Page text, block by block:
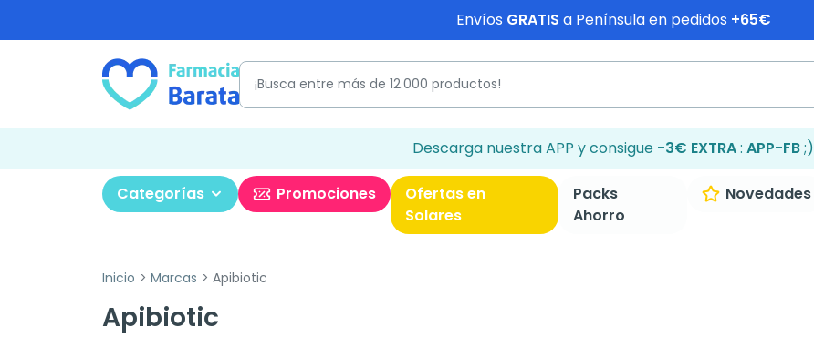
Envíos GRATIS a Península en pedidos +65€
Descarga nuestra APP y consigue -3€ EXTRA: APP-FB;)
Categorías Promociones
Ofertas en
Solares
Packs
Ahorro
Novedades
Inicio Marcas Apibiotic
Apibiotic